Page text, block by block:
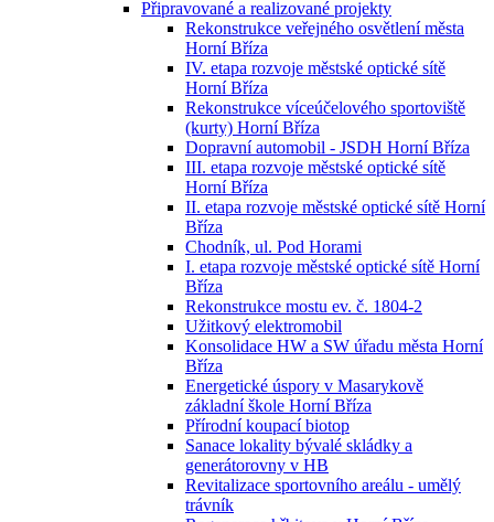
Připravované a realizované projekty
Rekonstrukce veřejného osvětlení města
Horní Bříza
IV. etapa rozvoje městské optické sítě
Horní Bříza
Rekonstrukce víceúčelového sportoviště
(kurty) Horní Bříza
Dopravní automobil - JSDH Horní Bříza
III. etapa rozvoje městské optické sítě
Horní Bříza
II. etapa rozvoje městské optické sítě Horní
Bříza
Chodník, ul. Pod Horami
I. etapa rozvoje městské optické sítě Horní
Bříza
Rekonstrukce mostu ev. č. 1804-2
Užitkový elektromobil
Konsolidace HW a SW úřadu města Horní
Bříza
Energetické úspory v Masarykově
základní škole Horní Bříza
Přírodní koupací biotop
Sanace lokality bývalé skládky a
generátorovny v HB
Revitalizace sportovního areálu - umělý
trávník